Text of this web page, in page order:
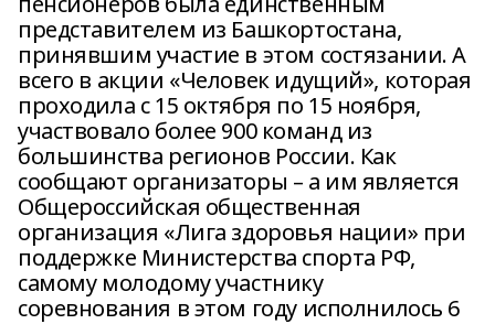
представителем из Башкортостана,
принявшим участие в этом состязании. А
всего в акции «Человек идущий», которая
проходила с 15 октября по 15 ноября,
участвовало более 900 команд из
большинства регионов России. Как
сообщают организаторы – а им является
Общероссийская общественная
организация «Лига здоровья нации» при
поддержке Министерства спорта РФ,
самому молодому участнику
соревнования в этом году исполнилось 6